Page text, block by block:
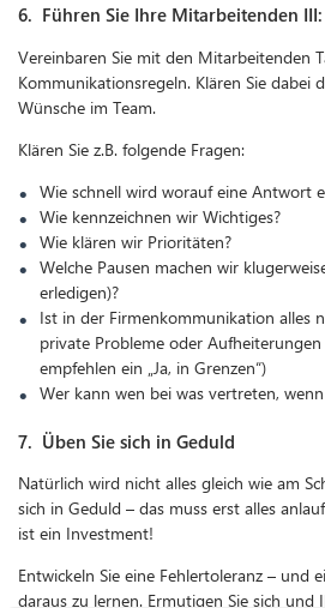
6. Führen Sie Ihre Mitarbeitenden
Vereinbaren Sie mit den Mitarbeitenden
Kommunikationsregeln. Klären Sie dabei
Wünsche im Team.
Klären Sie z.B. folgende Fragen:
Wie schnell wird worauf eine Antwort
Wie kennzeichnen wir Wichtiges?
Wie klären wir Prioritäten?
Welche Pausen machen wir
erledigen)?
Ist in der Firmenkommunikation alles
private Probleme oder
empfehlen ein „Ja, in Grenzen“)
Wer kann wen bei was vertreten,
7. Üben Sie sich in Geduld
Natürlich wird nicht alles gleich wie am
sich in Geduld – das muss erst alles
ist ein Investment!
Entwickeln Sie eine Fehlertoleranz – und
daraus zu lernen. Ermutigen Sie sich